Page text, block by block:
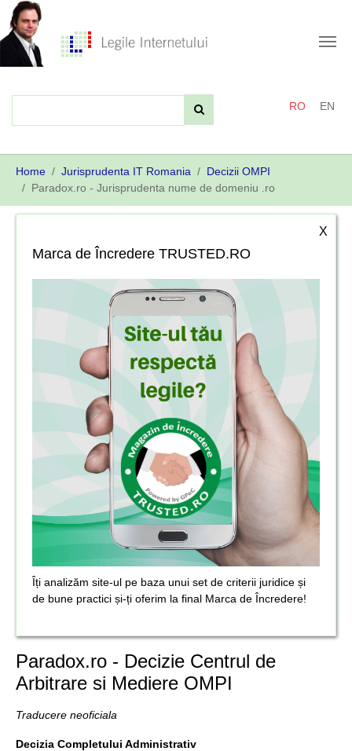
Skip
main
content
RO EN
here:
Home Jurisprudenta IT Romania
Decizii OMPI
Paradox.ro - Jurisprudenta nume de domeniu .ro
X
Marca de Încredere TRUSTED.RO
Îți analizăm site-ul pe baza unui set de criterii juridice și
de bune practici și-ți oferim la final Marca de Încredere!
Paradox.ro - Decizie Centrul de
Arbitrare si Mediere OMPI
Traducere neoficiala
Decizia Completului Administrativ